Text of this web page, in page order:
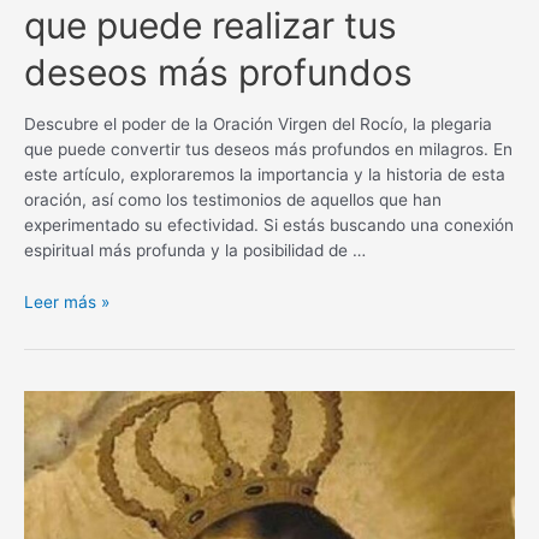
que puede realizar tus
deseos más profundos
Descubre el poder de la Oración Virgen del Rocío, la plegaria
que puede convertir tus deseos más profundos en milagros. En
este artículo, exploraremos la importancia y la historia de esta
oración, así como los testimonios de aquellos que han
experimentado su efectividad. Si estás buscando una conexión
espiritual más profunda y la posibilidad de …
Oración
del
para
un
milagro:
La
plegaria
Leer más »